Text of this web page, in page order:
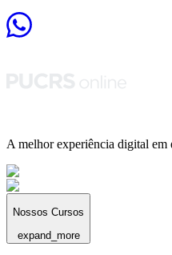
A melhor experiência digital em
Nossos Cursos
expand_more